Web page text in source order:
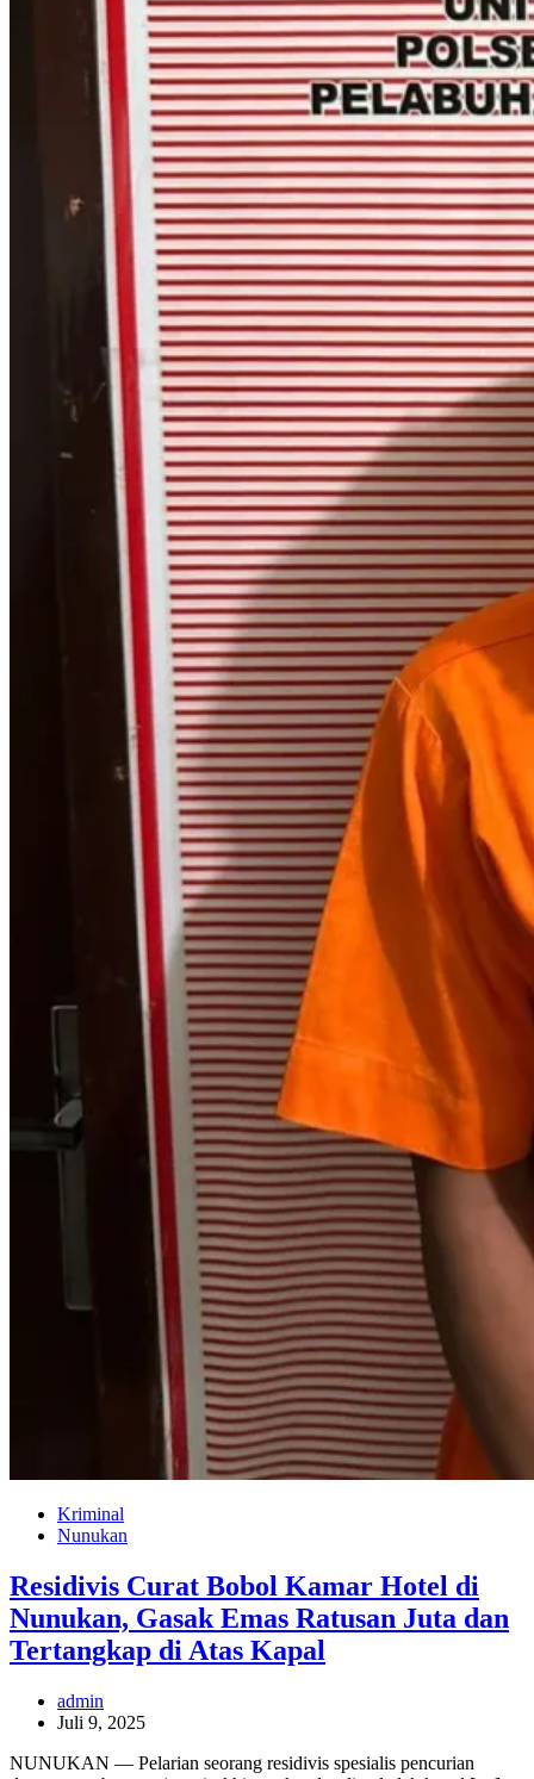
Kriminal
Nunukan
Residivis Curat Bobol Kamar Hotel di
Nunukan, Gasak Emas Ratusan Juta dan
Tertangkap di Atas Kapal
admin
Juli 9, 2025
NUNUKAN — Pelarian seorang residivis spesialis pencurian